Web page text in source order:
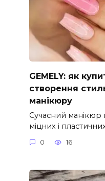
GEMELY: як
створення
манікюру
Сучасний манікюр
міцних і
0 16